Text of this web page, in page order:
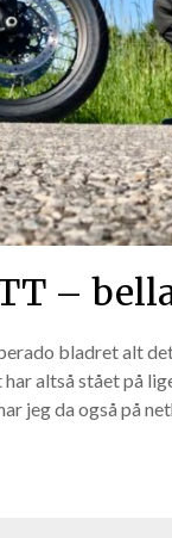
–
bladret alt
altså stået på
jeg da også på